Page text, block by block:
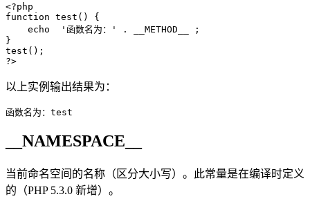
<?php
function test() {
echo  '函数名为：' . __METHOD__ ;
}
test();
?>
以上实例输出结果为：
函数名为：test
__NAMESPACE__
当前命名空间的名称（区分大小写）。此常量是在编译时定义
的（PHP 5.3.0 新增）。